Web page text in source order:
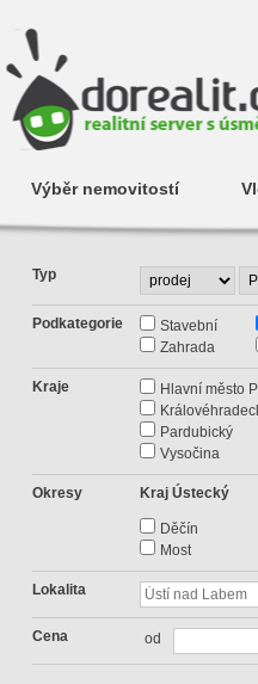
Výběr nemovitostí
Typ
Podkategorie Stavební
Zahrada
Kraje Hlavní město
Pardubický
Vysočina
Okresy Kraj Ústecký
Děčín
Most
Lokalita
Cena od